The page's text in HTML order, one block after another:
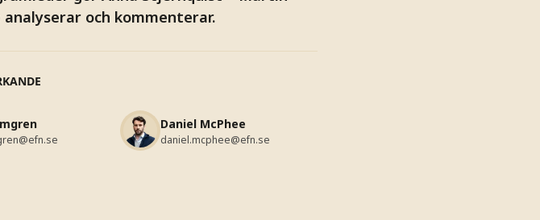
och kommenterar.
Daniel McPhee
daniel.mcphee@efn.se